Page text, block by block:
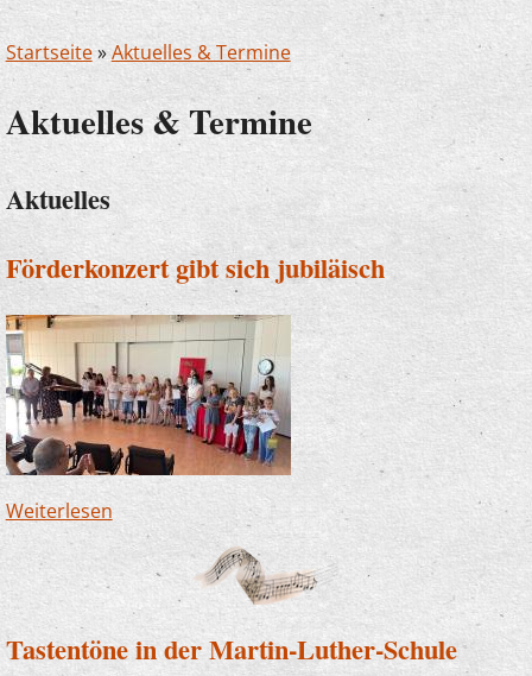
Startseite»Aktuelles & Termine
Aktuelles & Termine
Aktuelles
Förderkonzert gibt sich jubiläisch
Weiterlesen über Förderkonzert gibt sich jubiläisch
Tastentöne in der Martin-Luther-Schule